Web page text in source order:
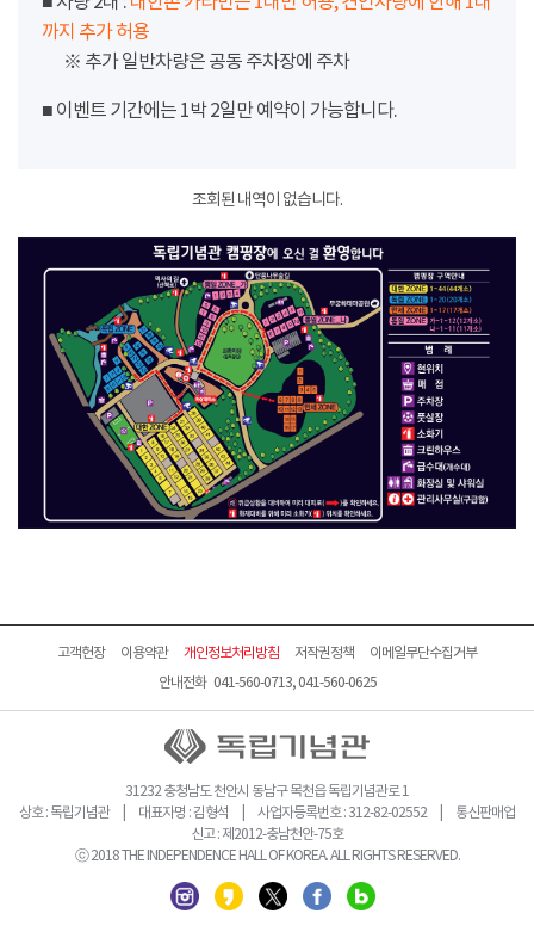
까지 추가 허용
※ 추가 일반차량은 공동 주차장에 주차
■ 이벤트 기간에는 1박 2일만 예약이 가능합니다.
조회된 내역이 없습니다.
고객헌장 이용약관 개인정보처리방침 저작권정책
이메일무단수집거부
안내전화 041-560-0713, 041-560-0625
31232 충청남도 천안시 동남구 목천읍 독립기념관로 1
상호 : 독립기념관 | 대표자명 : 김형석 | 사업자등록번호 : 312-82-02552 | 통신판매업
신고 : 제2012-충남천안-75호
ⓒ 2018 THE INDEPENDENCE HALL OF KOREA. ALL RIGHTS RESERVED.